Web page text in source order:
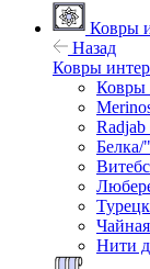
Ковры
Назад
Ковры
Ковры
Нити